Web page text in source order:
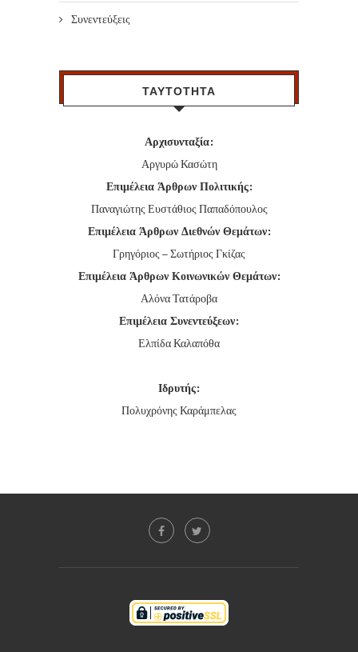
Συνεντεύξεις
ΤΑΥΤΟΤΗΤΑ
Αρχισυνταξία:
Αργυρώ Κασώτη
Επιμέλεια Άρθρων Πολιτικής:
Παναγιώτης Ευστάθιος Παπαδόπουλος
Επιμέλεια Άρθρων Διεθνών Θεμάτων:
Γρηγόριος – Σωτήριος Γκίζας
Επιμέλεια Άρθρων Κοινωνικών Θεμάτων:
Αλόνα Τατάροβα
Επιμέλεια Συνεντεύξεων:
Ελπίδα Καλαπόθα
Ιδρυτής:
Πολυχρόνης Καράμπελας